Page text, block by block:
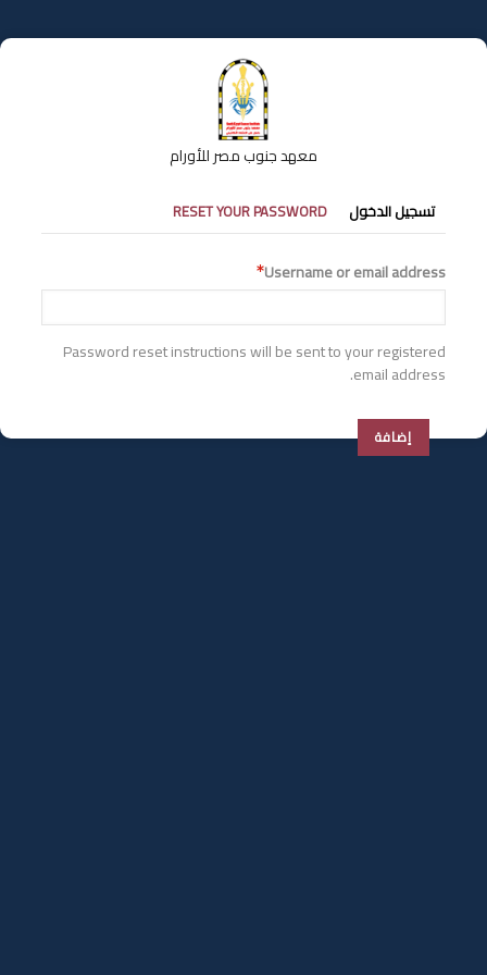
إلى
المحتوى
معهد جنوب مصر للأورام
التبويبات
الأساسية
تسجيل الدخول RESET YOUR PASSWORD
Username or email address
Password reset instructions will be sent to your registered
email address.